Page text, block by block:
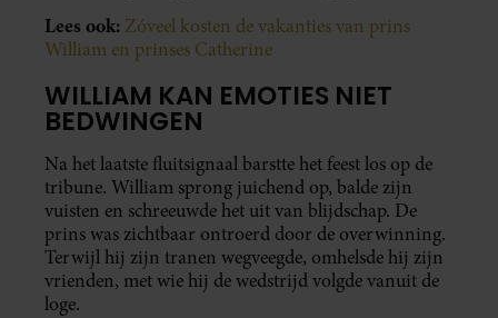
Lees ook: Zóveel kosten de vakanties van prins
William en prinses Catherine
WILLIAM KAN EMOTIES NIET
BEDWINGEN
Na het laatste fluitsignaal barstte het feest los op de
tribune. William sprong juichend op, balde zijn
vuisten en schreeuwde het uit van blijdschap. De
prins was zichtbaar ontroerd door de overwinning.
Terwijl hij zijn tranen wegveegde, omhelsde hij zijn
vrienden, met wie hij de wedstrijd volgde vanuit de
loge.